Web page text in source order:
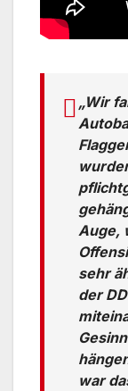
„Wir
Auge,
sehr
der
war